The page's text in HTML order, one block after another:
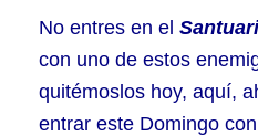
No entres en el
con uno de estos
quitémoslos hoy, aquí,
entrar este Domingo